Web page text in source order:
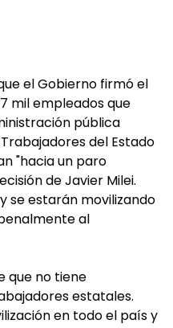
el Gobierno firmó el
mil empleados que
pública
del Estado
"hacia un paro
de Javier Milei.
se estarán movilizando
al
que no tiene
estatales.
en todo el país y